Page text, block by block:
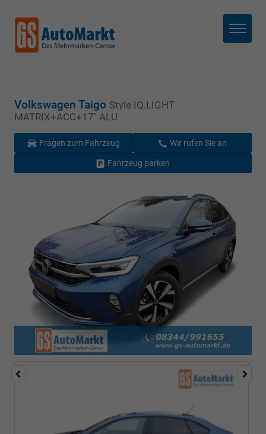
Menü
Volkswagen Taigo Style IQ.LIGHT
MATRIX+ACC+17'' ALU
Fragen zum Fahrzeug Wir rufen Sie an
Fahrzeug parken